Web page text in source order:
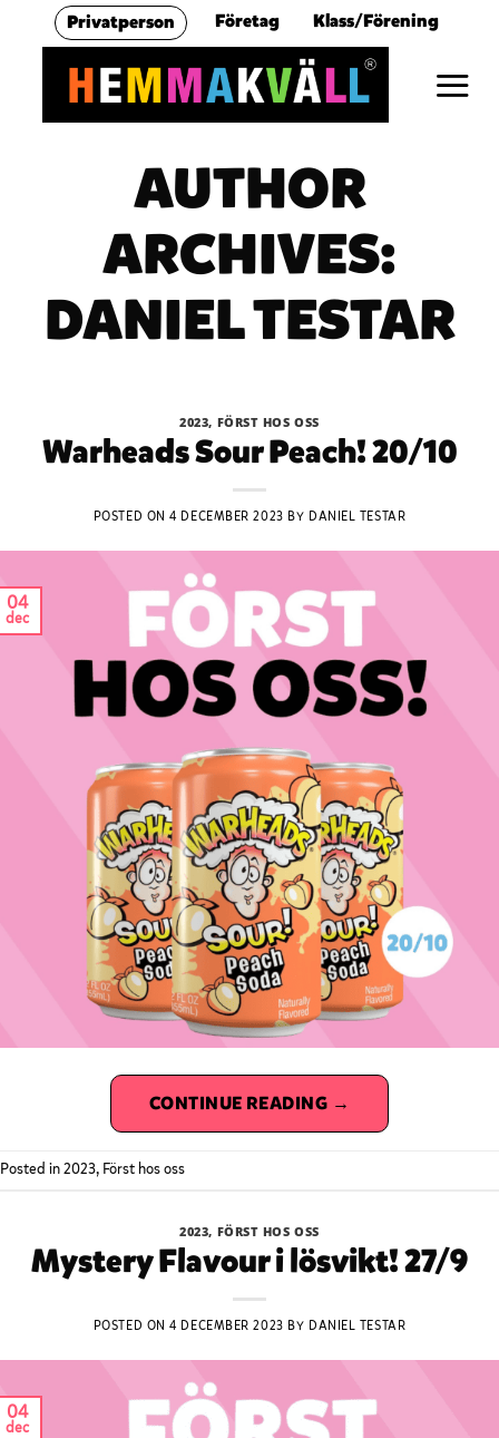
Privatperson Företag Klass/Förening
AUTHOR
ARCHIVES:
DANIEL TESTAR
2023, FÖRST HOS OSS
Warheads Sour Peach! 20/10
POSTED ON4 DECEMBER 2023 BY DANIEL TESTAR
04
dec
CONTINUE READING →
Posted in2023, Först hos oss
2023, FÖRST HOS OSS
Mystery Flavour i lösvikt! 27/9
POSTED ON4 DECEMBER 2023 BY DANIEL TESTAR
04
dec